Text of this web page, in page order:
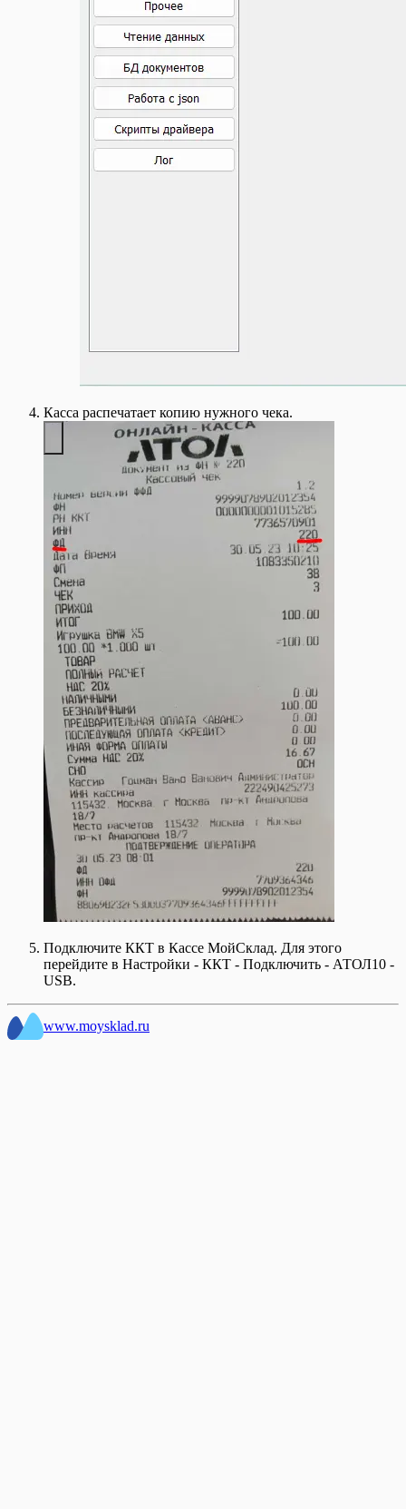
Касса распечатает копию нужного чека.
Подключите ККТ в Кассе МойСклад. Для этого
перейдите в Настройки - ККТ - Подключить - АТОЛ10 -
USB.
www.moysklad.ru